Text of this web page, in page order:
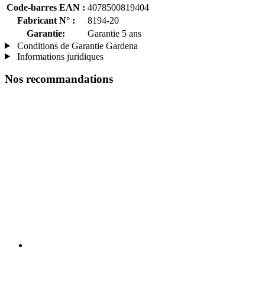
Code-barres EAN : 4078500819404
Fabricant N° :
8194-20
Garantie:
Garantie 5 ans
Conditions de Garantie Gardena
Informations juridiques
Nos recommandations